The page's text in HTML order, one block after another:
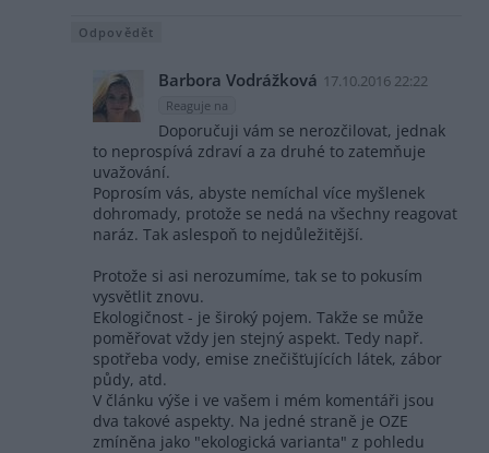
Odpovědět
Barbora Vodrážková 17.10.2016 22:22
Reaguje na
Doporučuji vám se nerozčilovat, jednak
to neprospívá zdraví a za druhé to zatemňuje
uvažování.
Poprosím vás, abyste nemíchal více myšlenek
dohromady, protože se nedá na všechny reagovat
naráz. Tak aslespoň to nejdůležitější.
Protože si asi nerozumíme, tak se to pokusím
vysvětlit znovu.
Ekologičnost - je široký pojem. Takže se může
poměřovat vždy jen stejný aspekt. Tedy např.
spotřeba vody, emise znečišťujících látek, zábor
půdy, atd.
V článku výše i ve vašem i mém komentáři jsou
dva takové aspekty. Na jedné straně je OZE
zmíněna jako "ekologická varianta" z pohledu